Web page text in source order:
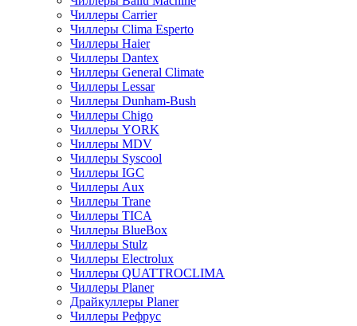
Чиллеры Carrier
Чиллеры Clima Esperto
Чиллеры Haier
Чиллеры Dantex
Чиллеры General Climate
Чиллеры Lessar
Чиллеры Dunham-Bush
Чиллеры Chigo
Чиллеры YORK
Чиллеры MDV
Чиллеры Syscool
Чиллеры IGC
Чиллеры Aux
Чиллеры Trane
Чиллеры TICA
Чиллеры BlueBox
Чиллеры Stulz
Чиллеры Electrolux
Чиллеры QUATTROCLIMA
Чиллеры Planer
Драйкуллеры Planer
Чиллеры Рефрус